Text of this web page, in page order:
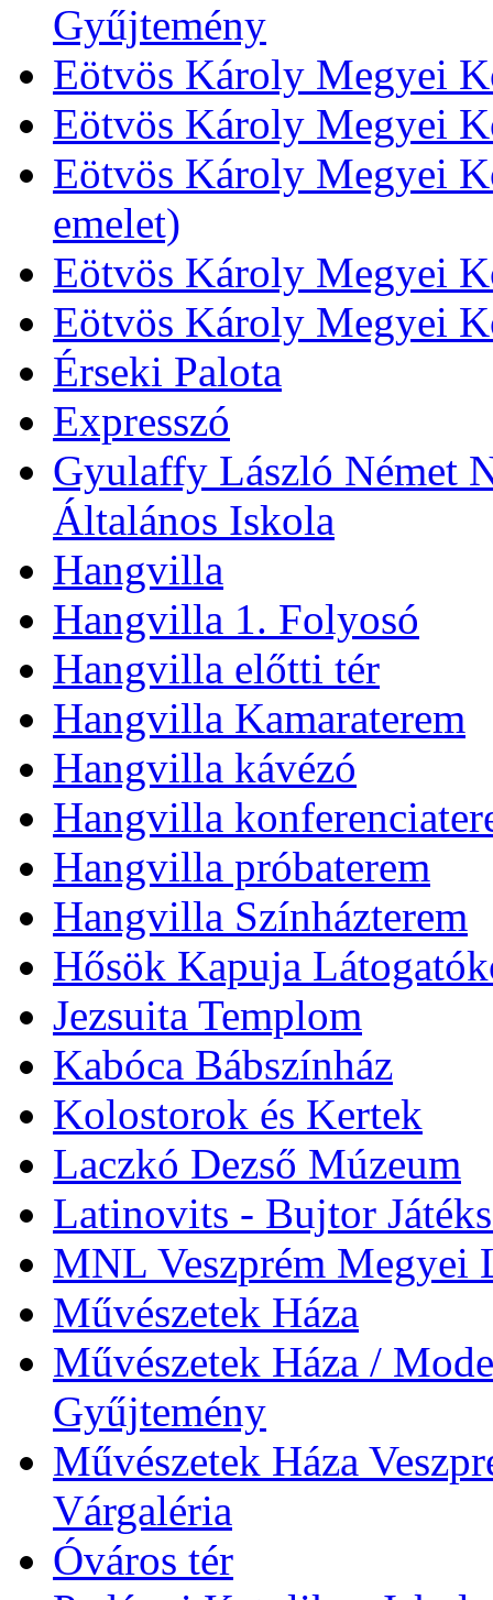
Gyűjtemény
Eötvös Károly Megyei
Eötvös Károly Megyei
Eötvös Károly Megyei
emelet)
Eötvös Károly Megyei
Eötvös Károly Megyei
Érseki Palota
Expresszó
Gyulaffy László Német
Általános Iskola
Hangvilla
Hangvilla 1. Folyosó
Hangvilla előtti tér
Hangvilla Kamaraterem
Hangvilla kávézó
Hangvilla
Hangvilla próbaterem
Hangvilla Színházterem
Hősök Kapuja
Jezsuita Templom
Kabóca Bábszínház
Kolostorok és Kertek
Laczkó Dezső Múzeum
Latinovits - Bujtor
MNL Veszprém Megyei
Művészetek Háza
Művészetek Háza /
Gyűjtemény
Művészetek Háza
Várgaléria
Óváros tér